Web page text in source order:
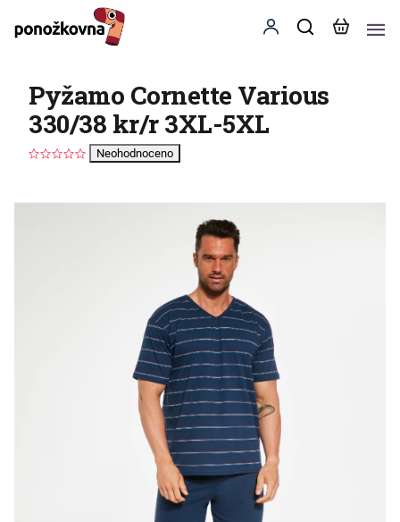
Pyžamo Cornette Various
330/38 kr/r 3XL-5XL
Neohodnoceno